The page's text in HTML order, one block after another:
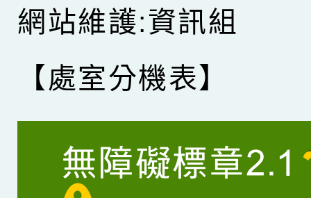
網站維護:資訊組
【處室分機表】